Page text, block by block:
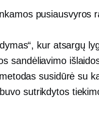
pusiausvyros
kur atsargų
sandėliavimo
susidūrė su
sutrikdytos